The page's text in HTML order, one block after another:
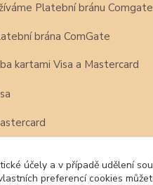
Platební bránu Comgate
kartami Visa a Mastercard
účely a v případě udělení
preferencí cookies